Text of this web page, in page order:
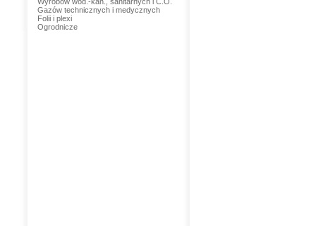
Gazów technicznych i medycznych
Folii i plexi
Ogrodnicze